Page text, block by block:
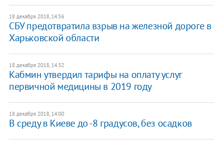
18 декабря 2018, 14:56
СБУ предотвратила взрыв на железной дороге в
Харьковской области
18 декабря 2018, 14:32
Кабмин утвердил тарифы на оплату услуг
первичной медицины в 2019 году
18 декабря 2018, 14:00
В среду в Киеве до -8 градусов, без осадков